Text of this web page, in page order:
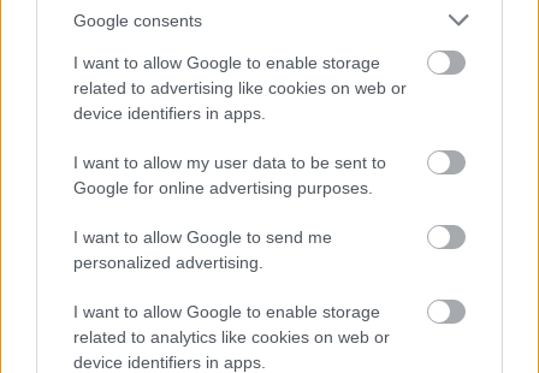
Google consents
I want to allow Google to enable storage
related to advertising like cookies on web or
device identifiers in apps.
I want to allow my user data to be sent to
Google for online advertising purposes.
I want to allow Google to send me
personalized advertising.
I want to allow Google to enable storage
related to analytics like cookies on web or
device identifiers in apps.
Mária, Jakab anyja, és Szalómé illatszereket
vásároltak, s elmentek, hogy bebalzsamozzák. A
hét első napján kora reggel, napkeltekor kimentek
a sírhoz. Egymás közt így beszélgettek: »Ki fogja
elhengeríteni a követ a sír bejárata elől?« De
amikor odanéztek, látták, hogy a kő el van
hengerítve, jóllehet igen nagy volt. Amint bementek
a sírba, jobbról egy fehér ruhába öltözött ifjút
láttak, amint ott ült. Megrémültek. De az
megszólította őket: »Ne féljetek! Ti a keresztre
feszített názáreti Jézust keresitek. Feltámadt, nincs
itt! Nézzétek, itt a hely, ahová tették! De siessetek,